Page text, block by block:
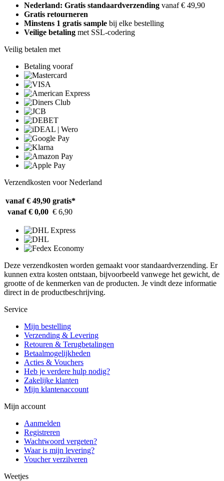
Nederland: Gratis standaardverzending vanaf € 49,90
Gratis retourneren
Minstens 1 gratis sample bij elke bestelling
Veilige betaling met SSL-codering
Veilig betalen met
Betaling vooraf
Verzendkosten voor Nederland
vanaf € 49,90 gratis*
vanaf € 0,00 € 6,90
Deze verzendkosten worden gemaakt voor standaardverzending. Er
kunnen extra kosten ontstaan, bijvoorbeeld vanwege het gewicht, de
grootte of de kenmerken van de producten. Je vindt deze informatie
direct in de productbeschrijving.
Service
Mijn bestelling
Verzending & Levering
Retouren & Terugbetalingen
Betaalmogelijkheden
Acties & Vouchers
Heb je verdere hulp nodig?
Zakelijke klanten
Mijn klantenaccount
Mijn account
Aanmelden
Registreren
Wachtwoord vergeten?
Waar is mijn levering?
Voucher verzilveren
Weetjes